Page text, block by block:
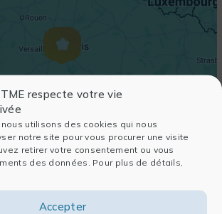
respecte votre vie
utilisons des cookies qui nous
notre site pour vous procurer une visite
retirer votre consentement ou vous
des données. Pour plus de détails,
Accepter